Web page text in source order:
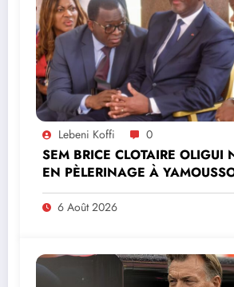
Lebeni Koffi 0
SEM BRICE CLOTAIRE OLIGUI
EN PÈLERINAGE À
MINISTRE PAULIN CLAUDE
PREND PART À LA CÉRÉMONIE
6 Août 2026